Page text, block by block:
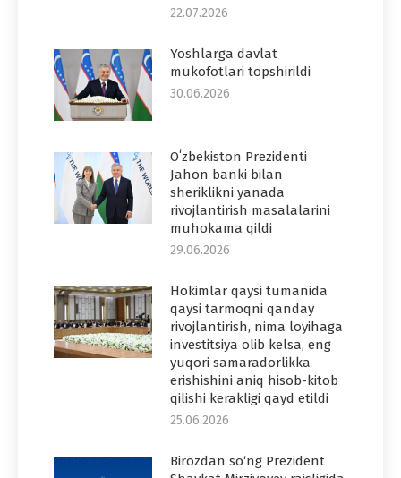
22.07.2026
Yoshlarga davlat
mukofotlari topshirildi
30.06.2026
Oʻzbekiston Prezidenti
Jahon banki bilan
sheriklikni yanada
rivojlantirish masalalarini
muhokama qildi
29.06.2026
Hokimlar qaysi tumanida
qaysi tarmoqni qanday
rivojlantirish, nima loyihaga
investitsiya olib kelsa, eng
yuqori samaradorlikka
erishishini aniq hisob-kitob
qilishi kerakligi qayd etildi
25.06.2026
Birozdan so‘ng Prezident